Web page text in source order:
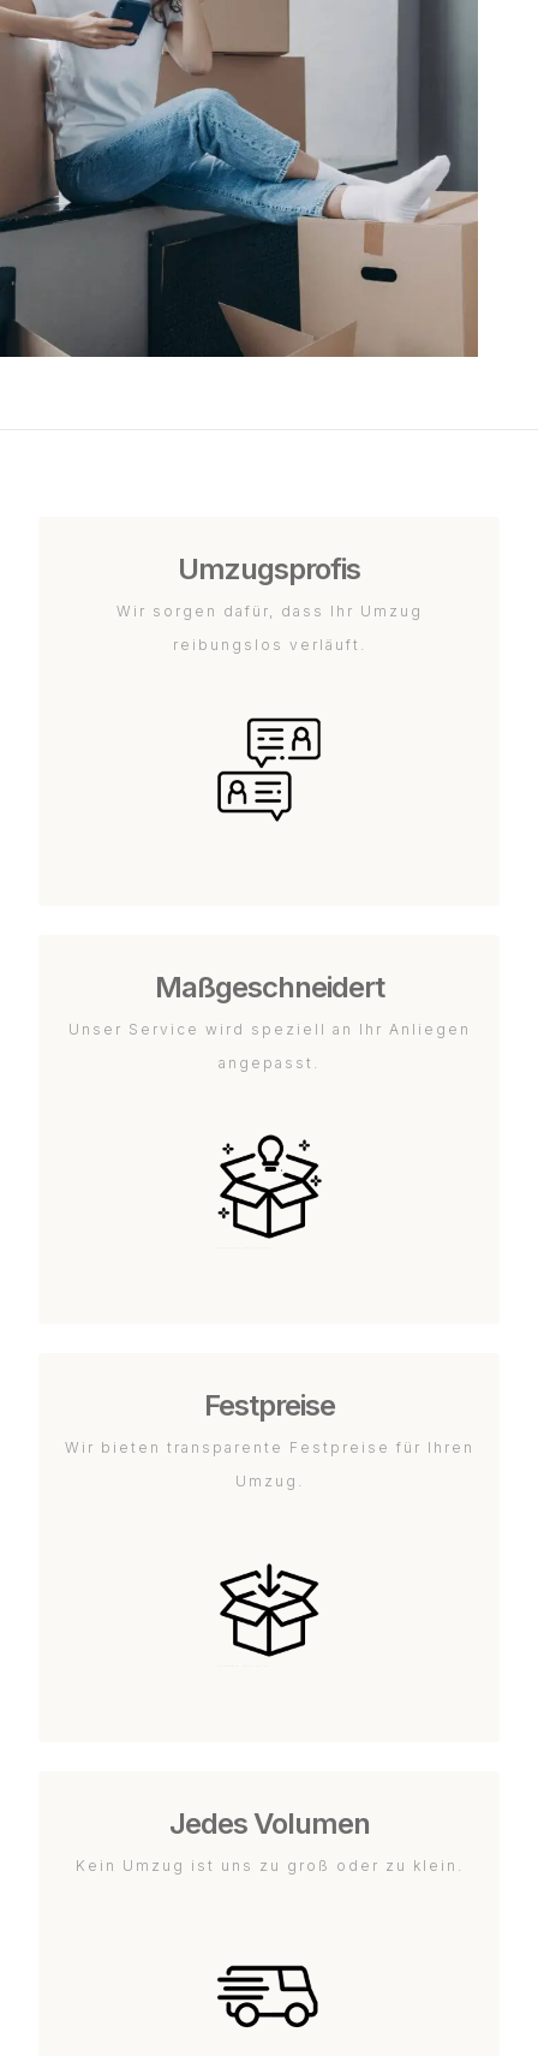
Umzugsprofis
Wir sorgen dafür, dass Ihr Umzug
reibungslos verläuft.
Maßgeschneidert
Unser Service wird speziell an Ihr Anliegen
angepasst.
Festpreise
Wir bieten transparente Festpreise für Ihren
Umzug.
Jedes Volumen
Kein Umzug ist uns zu groß oder zu klein.